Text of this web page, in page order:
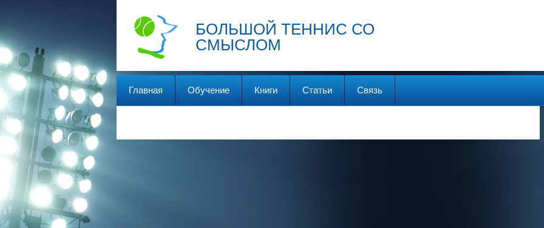
БОЛЬШОЙ ТЕННИС СО
СМЫСЛОМ
Главная Обучение Книги Статьи Связь